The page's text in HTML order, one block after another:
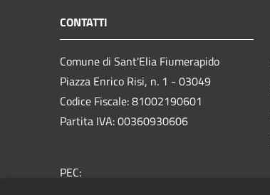
CONTATTI
Comune di Sant'Elia Fiumerapido
Piazza Enrico Risi, n. 1 - 03049
Codice Fiscale: 81002190601
Partita IVA: 00360930606
PEC: